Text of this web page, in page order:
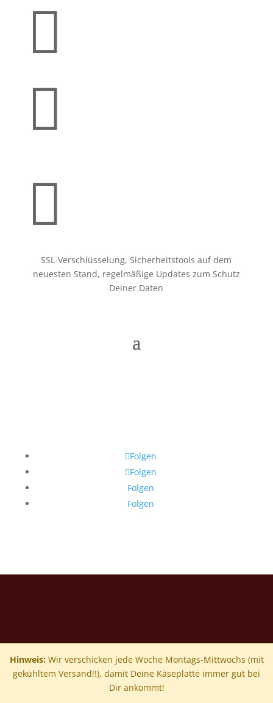



SSL-Verschlüsselung, Sicherheitstools auf dem
neuesten Stand, regelmäßige Updates zum Schutz
Deiner Daten
Folgen
Folgen
Folgen
Folgen
Hinweis: Wir verschicken jede Woche Montags-Mittwochs (mit
gekühltem Versand!!), damit Deine Käseplatte immer gut bei
Dir ankommt!